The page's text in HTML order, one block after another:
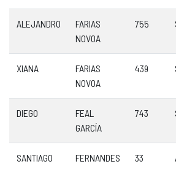
ALEJANDRO
FARIAS
NOVOA
755
XIANA
FARIAS
NOVOA
439
DIEGO
FEAL
GARCÍA
743
SANTIAGO FERNANDES 33